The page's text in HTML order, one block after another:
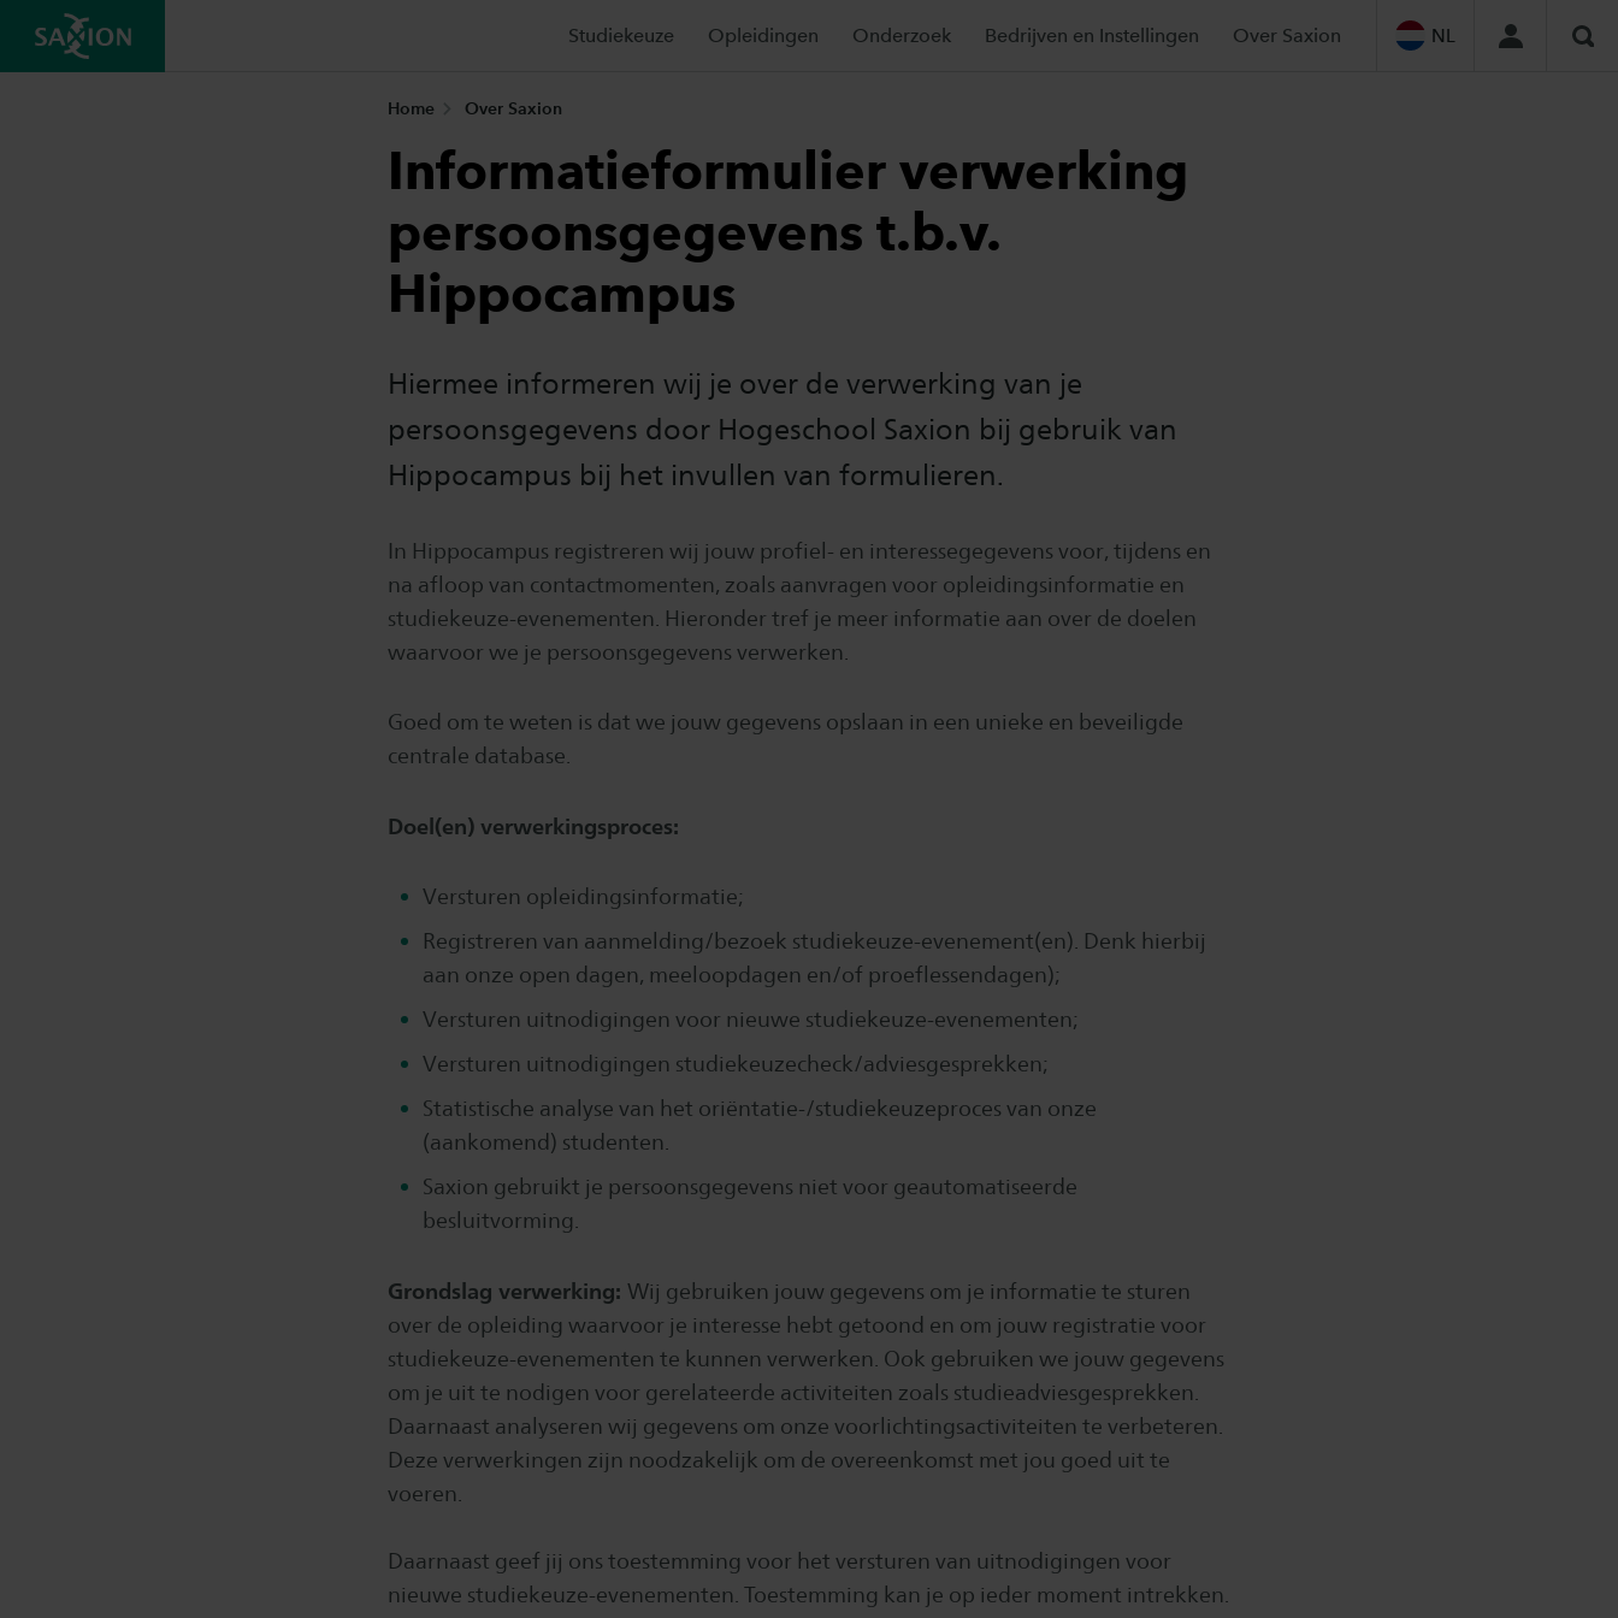
Studiekeuze Opleidingen Onderzoek Bedrijven en Instellingen Over Saxion NL
Home Over Saxion
Informatieformulier verwerking
persoonsgegevens t.b.v.
Hippocampus
Hiermee informeren wij je over de verwerking van je
persoonsgegevens door Hogeschool Saxion bij gebruik van
Hippocampus bij het invullen van formulieren.
In Hippocampus registreren wij jouw profiel- en interessegegevens voor, tijdens en
na afloop van contactmomenten, zoals aanvragen voor opleidingsinformatie en
studiekeuze-evenementen. Hieronder tref je meer informatie aan over de doelen
waarvoor we je persoonsgegevens verwerken.
Goed om te weten is dat we jouw gegevens opslaan in een unieke en beveiligde
centrale database.
Doel(en) verwerkingsproces:
Versturen opleidingsinformatie;
Registreren van aanmelding/bezoek studiekeuze-evenement(en). Denk hierbij
aan onze open dagen, meeloopdagen en/of proeflessendagen);
Versturen uitnodigingen voor nieuwe studiekeuze-evenementen;
Versturen uitnodigingen studiekeuzecheck/adviesgesprekken;
Statistische analyse van het oriëntatie-/studiekeuzeproces van onze
(aankomend) studenten.
Saxion gebruikt je persoonsgegevens niet voor geautomatiseerde
besluitvorming.
Grondslag verwerking: Wij gebruiken jouw gegevens om je informatie te sturen
over de opleiding waarvoor je interesse hebt getoond en om jouw registratie voor
studiekeuze-evenementen te kunnen verwerken. Ook gebruiken we jouw gegevens
om je uit te nodigen voor gerelateerde activiteiten zoals studieadviesgesprekken.
Daarnaast analyseren wij gegevens om onze voorlichtingsactiviteiten te verbeteren.
Deze verwerkingen zijn noodzakelijk om de overeenkomst met jou goed uit te
voeren.
Daarnaast geef jij ons toestemming voor het versturen van uitnodigingen voor
nieuwe studiekeuze-evenementen. Toestemming kan je op ieder moment intrekken.